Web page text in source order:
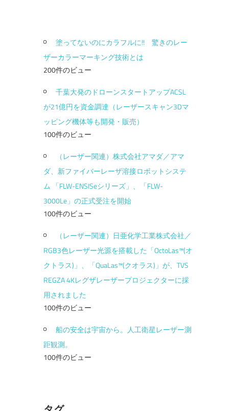
塗ってないのにカラフルに!! 驚きのレー
ザーカラーマーキング技術とは
200件のビュー
千葉大発のドローンスタートアップACSL
が21億円を資金調達（レーザースキャン3Dマ
ッピング機体等も開発・販売）
100件のビュー
（レーザー関連）株式会社アマダ／アマ
ダ、新ファイバーレーザ溶接ロボットシステ
ム 「FLW-ENSISeシリーズ」、「FLW-
3000Le」の正式受注を開始
100件のビュー
（レーザー関連）日亜化学工業株式会社／
RGB3色レーザー光源を搭載した「OctoLas™(オ
クトラス)」、「QuaLas™(クオラス)」が、TVS
REGZA 4Kレグザレーザープロジェクターに採
用されました
100件のビュー
船の安全は宇宙から。人工衛星レーザー測
距観測。
100件のビュー